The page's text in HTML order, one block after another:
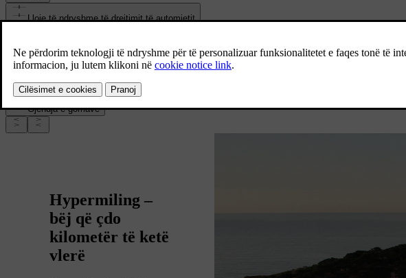
Lloje të ndryshme të drejtimit të automjetit
Specifikimet e modelit të makinës
Çfarë po mbani (ose po tërhiqni)
Gjendja e gomave
Hypermiling –
bëj që çdo
kilometër të ketë
vlerë